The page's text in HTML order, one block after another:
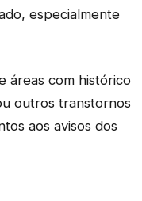
especialmente
áreas com histórico
outros transtornos
aos avisos dos